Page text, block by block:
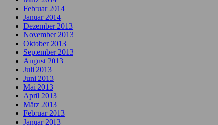
Februar 2014
Januar 2014
Dezember 2013
November 2013
Oktober 2013
September 2013
August 2013
Juli 2013
Juni 2013
Mai 2013
April 2013
März 2013
Februar 2013
Januar 2013